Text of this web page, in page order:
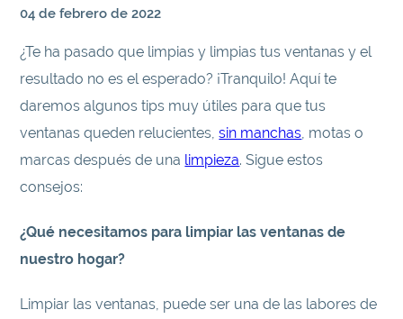
04 de febrero de 2022
¿Te ha pasado que limpias y limpias tus ventanas y el
resultado no es el esperado? ¡Tranquilo! Aquí te
daremos algunos tips muy útiles para que tus
ventanas queden relucientes,sin manchas, motas o
marcas después de una limpieza. Sigue estos
consejos:
¿Qué necesitamos para limpiar las ventanas de
nuestro hogar?
Limpiar las ventanas, puede ser una de las labores de